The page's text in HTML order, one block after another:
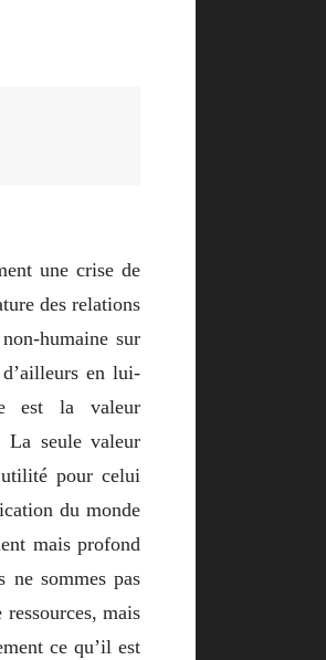
une crise de
des relations
humaine sur
en lui-
est la valeur
La seule valeur
utilité pour celui
du monde
mais profond
ne sommes pas
mais
ce qu’il est